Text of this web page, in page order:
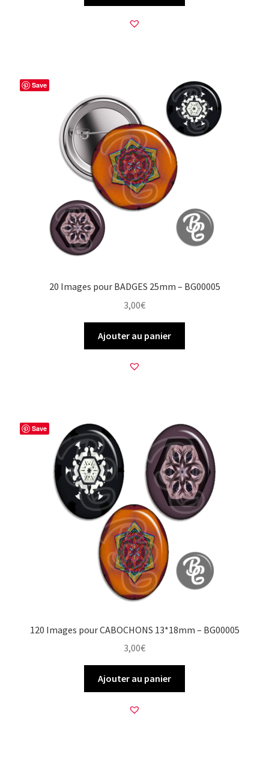
Save
20 Images pour BADGES 25mm – BG00005
3,00€
Ajouter au panier
Save
120 Images pour CABOCHONS 13*18mm – BG00005
3,00€
Ajouter au panier